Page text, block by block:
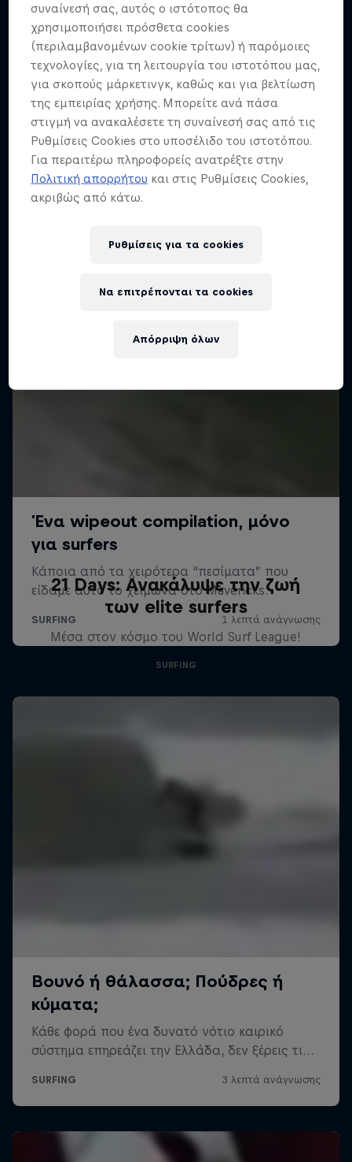
Δες το Surf Film: Raw
A free-surfing showcase
SURFING
Who is JOB
21 Days: Ανακάλυψε την ζωή
των elite surfers
Μέσα στον κόσμο του World Surf League!
SURFING
συναίνεσή σας, αυτός ο ιστότοπος θα
χρησιμοποιήσει πρόσθετα cookies
(περιλαμβανομένων cookie τρίτων) ή παρόμοιες
τεχνολογίες, για τη λειτουργία του ιστοτόπου μας,
για σκοπούς μάρκετινγκ, καθώς και για βελτίωση
της εμπειρίας χρήσης. Μπορείτε ανά πάσα
στιγμή να ανακαλέσετε τη συναίνεσή σας από τις
Ρυθμίσεις Cookies στο υποσέλιδο του ιστοτόπου.
Για περαιτέρω πληροφορείς ανατρέξτε στην
Πολιτική απορρήτου και στις Ρυθμίσεις Cookies,
ακριβώς από κάτω.
Ρυθμίσεις για τα cookies
Απόρριψη όλων
Να επιτρέπονται τα cookies